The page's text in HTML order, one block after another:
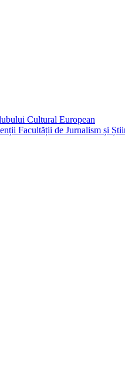
Cultural European
Facultății de Jurnalism și